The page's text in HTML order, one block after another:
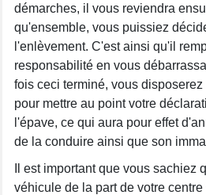
démarches, il vous reviendra
qu'ensemble, vous puissiez
l'enlèvement. C'est ainsi qu'il
responsabilité en vous
fois ceci terminé, vous
pour mettre au point votre
l'épave, ce qui aura pour effet
de la conduire ainsi que son
Il est important que vous sachiez
véhicule de la part de votre